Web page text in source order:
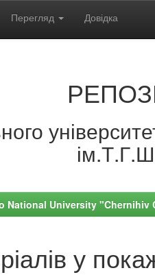
Перегляд Довідка
National University "Chernihiv
у